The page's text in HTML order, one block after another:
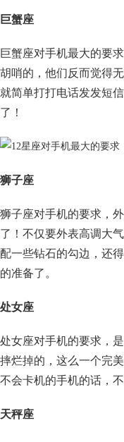
巨蟹座
巨蟹座对手机最大的要
胡哨的，他们反而觉得
就简单打打电话发发短
了！
狮子座
狮子座对手机的要求，
了！不仅要外表高调大
配一些钻石的勾边，还
的准备了。
处女座
处女座对手机的要求，
摔烂掉的，这么一个完
不会卡机的手机的话，
天秤座